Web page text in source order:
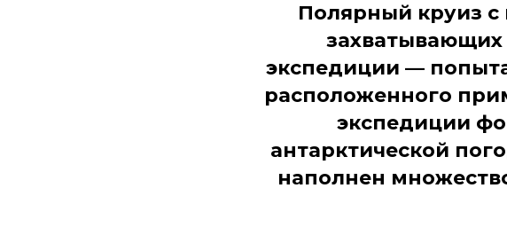
Полярный круиз
экспедиции —
расположенного
экспедиции
антарктической
наполнен